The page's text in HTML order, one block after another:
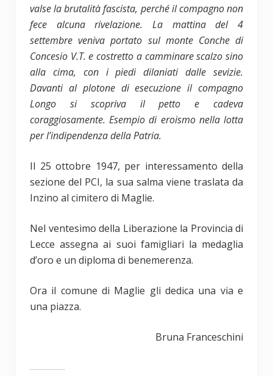
valse la brutalità fascista, perché il compagno non
fece alcuna rivelazione. La mattina del 4
settembre veniva portato sul monte Conche di
Concesio V.T. e costretto a camminare scalzo sino
alla cima, con i piedi dilaniati dalle sevizie.
Davanti al plotone di esecuzione il compagno
Longo si scopriva il petto e cadeva
coraggiosamente. Esempio di eroismo nella lotta
per l’indipendenza della Patria.
Il 25 ottobre 1947, per interessamento della
sezione del PCI, la sua salma viene traslata da
Inzino al cimitero di Maglie.
Nel ventesimo della Liberazione la Provincia di
Lecce assegna ai suoi famigliari la medaglia
d’oro e un diploma di benemerenza.
Ora il comune di Maglie gli dedica una via e
una piazza.
Bruna Franceschini